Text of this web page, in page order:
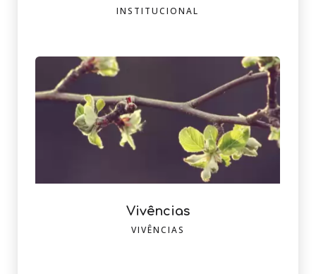
INSTITUCIONAL
Vivências
VIVÊNCIAS